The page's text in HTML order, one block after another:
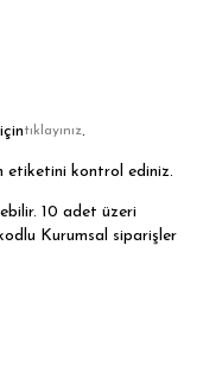
tıklayınız.
etiketini kontrol ediniz.
10 adet üzeri
Kurumsal siparişler